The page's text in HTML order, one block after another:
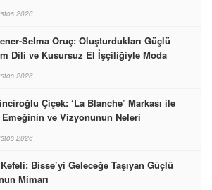
2026
Selma Oruç: Oluşturdukları Güçlü
Dili ve Kusursuz El İşçiliğiyle Moda
İmzalarını Attılar
2026
Çiçek: ‘La Blanche’ Markası ile
Emeğinin ve Vizyonunun Neleri
En Güzel Örneğini Sunuyor
2026
Bisse’yi Geleceğe Taşıyan Güçlü
Mimarı